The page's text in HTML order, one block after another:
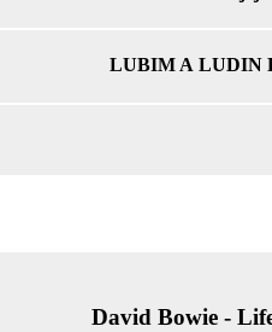
LUBIM A LUDIN
David Bowie -